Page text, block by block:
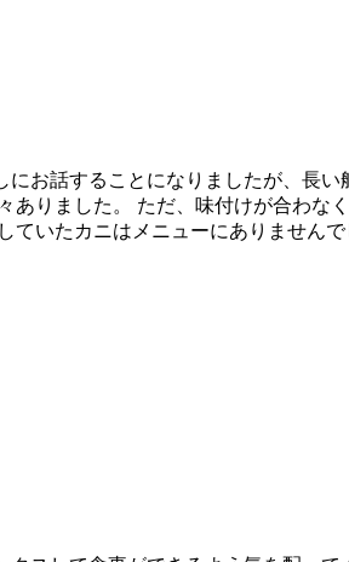
お話することになりましたが、長い
りました。 ただ、味付けが合わな
いたカニはメニューにありません